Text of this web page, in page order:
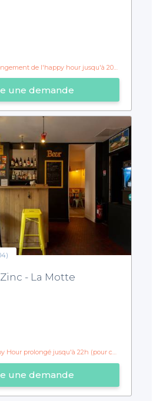
de l'happy hour jusqu'à 20h30
une demande
- La Motte
jusqu'à 22h (pour cocktail et alcool + soft)
une demande